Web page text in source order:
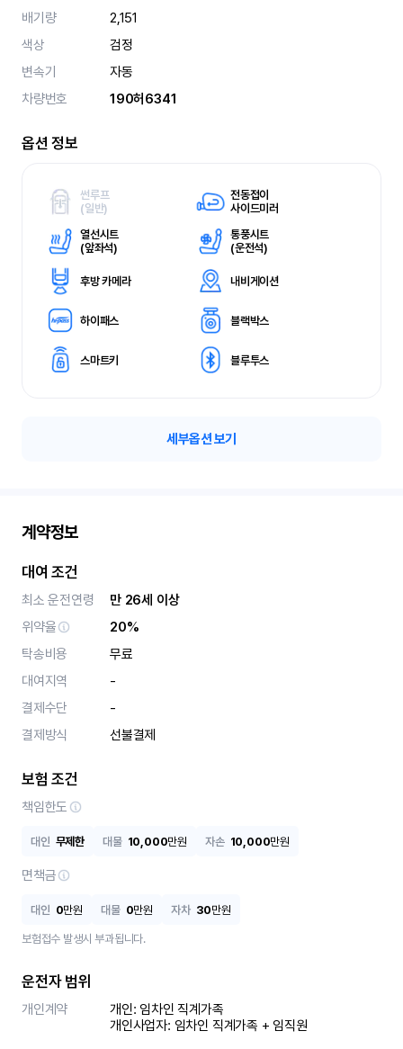
배기량
2,151
색상
검정
변속기
자동
차량번호
190허6341
옵션 정보
썬루프
(일반)
전동접이
사이드미러
열선시트
(앞좌석)
통풍시트
(운전석)
후방 카메라 내비게이션
하이패스 블랙박스
스마트키 블루투스
세부옵션 보기
계약정보
대여 조건
최소 운전연령
만 26세 이상
위약율
20%
탁송비용
무료
대여지역
-
결제수단
-
결제방식
선불결제
보험 조건
책임한도
대인 무제한 대물 10,000만원 자손 10,000만원
면책금
대인 0만원 대물 0만원 자차 30만원
보험접수 발생시 부과됩니다.
운전자 범위
개인계약
개인: 임차인 직계가족
개인사업자: 임차인 직계가족 + 임직원